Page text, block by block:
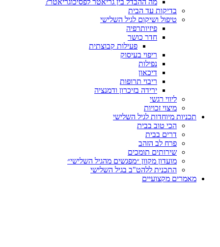
מה ההבדל בין גריאטר לפסיכוגריאטר?
בדיקות עד הבית
טיפול ושיקום לגיל השלישי
פיזיותרפיה
חדר כושר
פעילות קבוצתית
ריפוי בעיסוק
ריבוי תרופות
ירידה בזיכרון ודמנציה
מיצוי זכויות
מיוחדות לגיל השלישי
הכי טוב בבית
דרים בבית
פרח לב הזהב
שירותים תומכים
מועדון מקוון ״מפגשים מהגיל השלישי״
התכנית ללהט"ב בגיל השלישי
מקצועיים